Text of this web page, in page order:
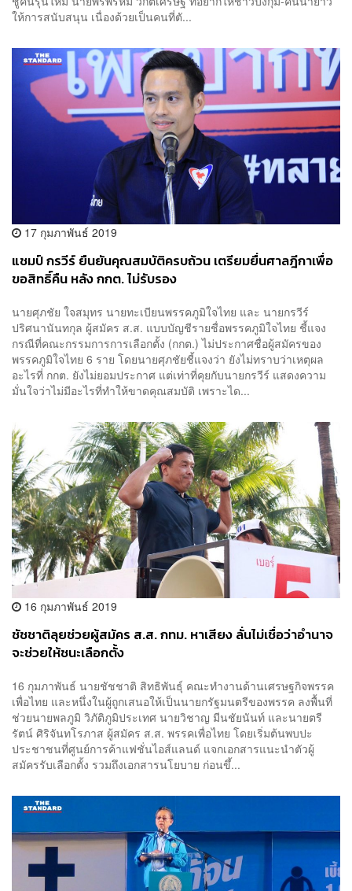
ให้การสนับสนุน เนื่องด้วยเป็นคนที่ตั...
17 กุมภาพันธ์ 2019
แชมป์ กรวีร์ ยืนยันคุณสมบัติครบถ้วน เตรียมยื่นศาลฎีกาเพื่อ
ขอสิทธิ์คืน หลัง กกต. ไม่รับรอง
นายศุภชัย ใจสมุทร นายทะเบียนพรรคภูมิใจไทย และ นายกรวีร์
ปริศนานันทกุล ผู้สมัคร ส.ส. แบบบัญชีรายชื่อพรรคภูมิใจไทย ชี้แจง
กรณีที่คณะกรรมการการเลือกตั้ง (กกต.) ไม่ประกาศชื่อผู้สมัครของ
พรรคภูมิใจไทย 6 ราย โดยนายศุภชัยชี้แจงว่า ยังไม่ทราบว่าเหตุผล
อะไรที่ กกต. ยังไม่ยอมประกาศ แต่เท่าที่คุยกับนายกรวีร์ แสดงความ
มั่นใจว่าไม่มีอะไรที่ทำให้ขาดคุณสมบัติ เพราะได...
16 กุมภาพันธ์ 2019
ชัชชาติลุยช่วยผู้สมัคร ส.ส. กทม. หาเสียง ลั่นไม่เชื่อว่าอำนาจ
จะช่วยให้ชนะเลือกตั้ง
16 กุมภาพันธ์ นายชัชชาติ สิทธิพันธุ์ คณะทำงานด้านเศรษฐกิจพรรค
เพื่อไทย และหนึ่งในผู้ถูกเสนอให้เป็นนายกรัฐมนตรีของพรรค ลงพื้นที่
ช่วยนายพลภูมิ วิภัติภูมิประเทศ นายวิชาญ มีนชัยนันท์ และนายตรี
รัตน์ ศิริจันทโรภาส ผู้สมัคร ส.ส. พรรคเพื่อไทย โดยเริ่มต้นพบปะ
ประชาชนที่ศูนย์การค้าแฟชั่นไอส์แลนด์ แจกเอกสารแนะนำตัวผู้
สมัครรับเลือกตั้ง รวมถึงเอกสารนโยบาย ก่อนขึ้...